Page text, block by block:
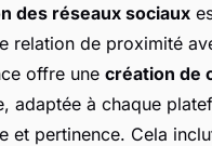
des réseaux sociaux
relation de proximité
offre une création de
adaptée à chaque
et pertinence. Cela